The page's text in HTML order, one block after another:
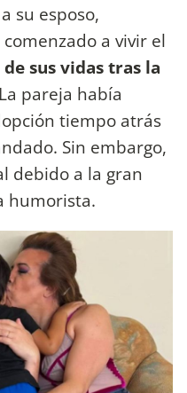
su esposo,
a vivir el
de sus vidas tras la
La pareja había
tiempo atrás
Sin embargo,
debido a la gran
humorista.